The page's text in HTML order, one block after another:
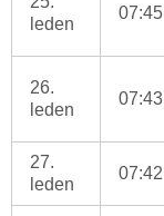
leden
07:45
26.
leden
07:43
27.
leden
07:42